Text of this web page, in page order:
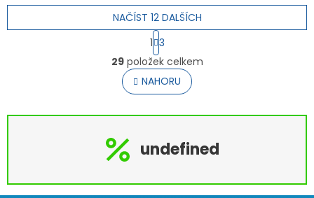
O
v
l
á
a
í
v
NAČÍST 12 DALŠÍCH
S
t
r
á
n
k
v
n
í
1 3
29položek celkem
NAHORU
undefined